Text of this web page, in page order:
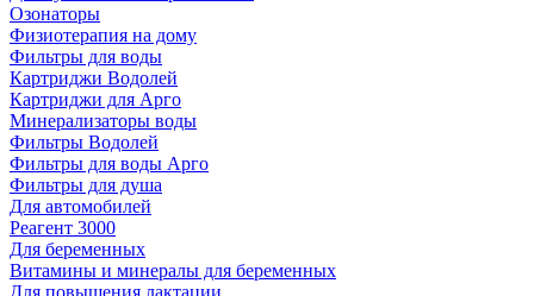
Озонаторы
Физиотерапия на дому
Фильтры для воды
Картриджи Водолей
Картриджи для Арго
Минерализаторы воды
Фильтры Водолей
Фильтры для воды Арго
Фильтры для душа
Для автомобилей
Реагент 3000
Для беременных
Витамины и минералы для беременных
Для повышения лактации